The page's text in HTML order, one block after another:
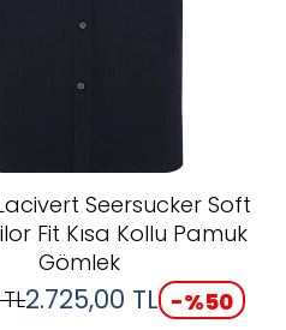
Seersucker Soft
Fit Kısa Kollu Pamuk
Gömlek
2.725,00 TL -%50